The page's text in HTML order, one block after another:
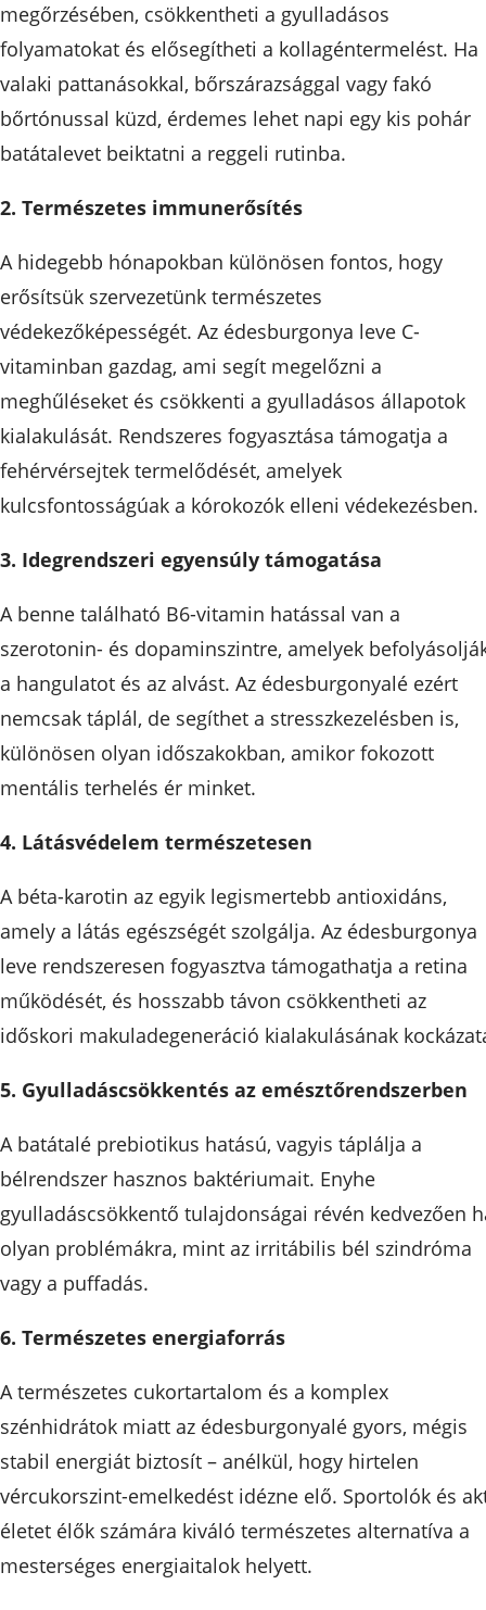
megőrzésében, csökkentheti a gyulladásos
folyamatokat és elősegítheti a kollagéntermelést. Ha
valaki pattanásokkal, bőrszárazsággal vagy fakó
bőrtónussal küzd, érdemes lehet napi egy kis pohár
batátalevet beiktatni a reggeli rutinba.
2. Természetes immunerősítés
A hidegebb hónapokban különösen fontos, hogy
erősítsük szervezetünk természetes
védekezőképességét. Az édesburgonya leve C-
vitaminban gazdag, ami segít megelőzni a
meghűléseket és csökkenti a gyulladásos állapotok
kialakulását. Rendszeres fogyasztása támogatja a
fehérvérsejtek termelődését, amelyek
kulcsfontosságúak a kórokozók elleni védekezésben.
3. Idegrendszeri egyensúly támogatása
A benne található B6-vitamin hatással van a
szerotonin- és dopaminszintre, amelyek
a hangulatot és az alvást. Az édesburgonyalé ezért
nemcsak táplál, de segíthet a stresszkezelésben is,
különösen olyan időszakokban, amikor fokozott
mentális terhelés ér minket.
4. Látásvédelem természetesen
A béta-karotin az egyik legismertebb antioxidáns,
amely a látás egészségét szolgálja. Az édesburgonya
leve rendszeresen fogyasztva támogathatja a retina
működését, és hosszabb távon csökkentheti az
időskori makuladegeneráció kialakulásának
5. Gyulladáscsökkentés az emésztőrendszerben
A batátalé prebiotikus hatású, vagyis táplálja a
bélrendszer hasznos baktériumait. Enyhe
gyulladáscsökkentő tulajdonságai révén kedvezően
olyan problémákra, mint az irritábilis bél szindróma
vagy a puffadás.
6. Természetes energiaforrás
A természetes cukortartalom és a komplex
szénhidrátok miatt az édesburgonyalé gyors, mégis
stabil energiát biztosít – anélkül, hogy hirtelen
vércukorszint-emelkedést idézne elő. Sportolók és
életet élők számára kiváló természetes alternatíva a
mesterséges energiaitalok helyett.